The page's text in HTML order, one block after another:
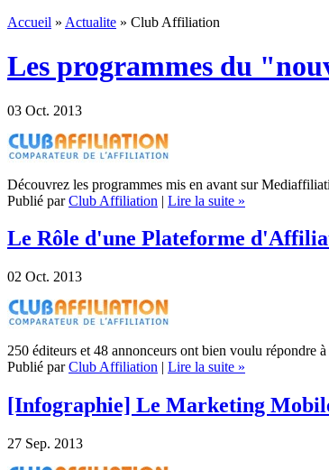
Accueil » Actualite » Club Affiliation
Les programmes du
03 Oct. 2013
Découvrez les programmes mis en avant sur
Publié parClub Affiliation | Lire la suite »
Le Rôle d'une Plateforme
02 Oct. 2013
250 éditeurs et 48 annonceurs ont bien voulu répondre
Publié parClub Affiliation | Lire la suite »
[Infographie] Le Marketing
27 Sep. 2013